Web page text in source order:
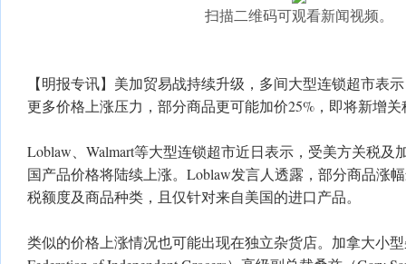
扫描二维码可观看新闻视频。
【明报专讯】美加贸易战持续升级，多间大型连锁超市表
更多价格上涨压力，部分商品更可能加价25%，即将新增
Loblaw、Walmart等大型连锁超市近日表示，受美方关税及
国产品价格将陆续上涨。Loblaw发言人透露，部分商品涨
税额度及商品种类，且仅针对来自美国的进口产品。
类似的价格上涨情况也可能出现在独立杂货店。加拿大小型